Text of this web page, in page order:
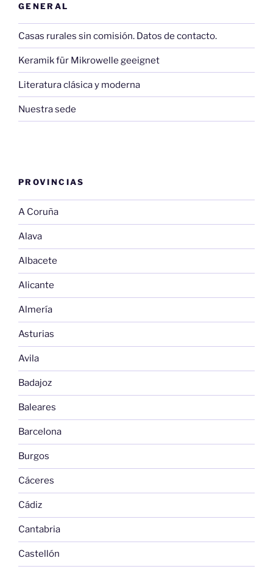
GENERAL
Casas rurales sin comisión. Datos de contacto.
Keramik für Mikrowelle geeignet
Literatura clásica y moderna
Nuestra sede
PROVINCIAS
A Coruña
Alava
Albacete
Alicante
Almería
Asturias
Avila
Badajoz
Baleares
Barcelona
Burgos
Cáceres
Cádiz
Cantabria
Castellón